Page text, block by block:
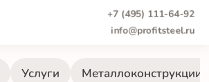
+7 (495) 111-64-92
info@profitsteel.ru
Услуги Металлоконструкции